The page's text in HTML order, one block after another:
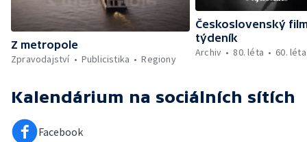
Z metropole
Zpravodajství
Publicistika Regiony
Československý
týdeník
Archiv
80. léta 60. léta
Kalendárium na sociálních sítích
Facebook